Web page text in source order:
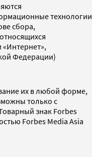
технологии
сбора,
«Интернет»,
Федерации)
их в любой форме,
только с
знак Forbes
Forbes Media Asia